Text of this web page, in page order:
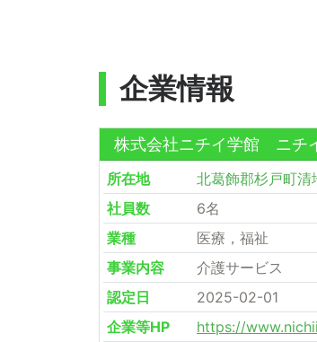
企業情報
株式会社ニチイ学館 ニチ
所在地
北葛飾郡杉戸町
社員数
6名
業種
医療，福祉
事業内容
介護サービス
認定日
2025-02-01
企業等HP
https://